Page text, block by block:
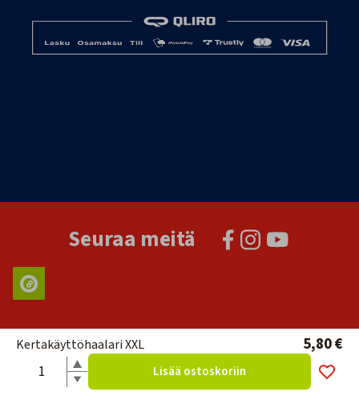
Kertakäyttöhaalari XXL 5,80 €
Lisää ostoskoriin
Seuraa meitä